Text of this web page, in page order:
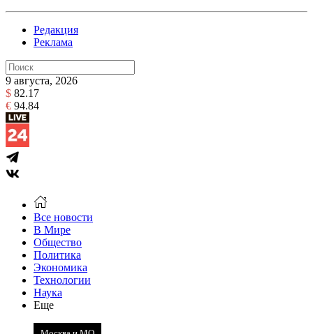
Редакция
Реклама
9 августа, 2026
$ 82.17
€ 94.84
Все новости
В Мире
Общество
Политика
Экономика
Технологии
Наука
Еще